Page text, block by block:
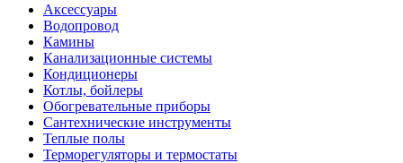
Аксессуары
Водопровод
Камины
Канализационные системы
Кондиционеры
Котлы, бойлеры
Обогревательные приборы
Сантехнические инструменты
Теплые полы
Терморегуляторы и термостаты